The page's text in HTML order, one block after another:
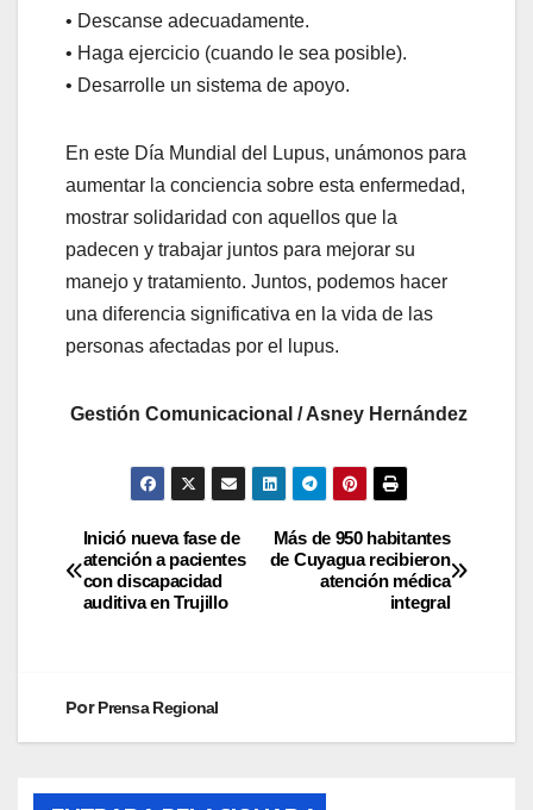
• Descanse adecuadamente.
• Haga ejercicio (cuando le sea posible).
• Desarrolle un sistema de apoyo.
En este Día Mundial del Lupus, unámonos para
aumentar la conciencia sobre esta enfermedad,
mostrar solidaridad con aquellos que la
padecen y trabajar juntos para mejorar su
manejo y tratamiento. Juntos, podemos hacer
una diferencia significativa en la vida de las
personas afectadas por el lupus.
Gestión Comunicacional / Asney Hernández
Más de 950 habitantes
de Cuyagua recibieron
atención médica
integral
Inició nueva fase de
atención a pacientes
con discapacidad
auditiva en Trujillo
PorPrensa Regional